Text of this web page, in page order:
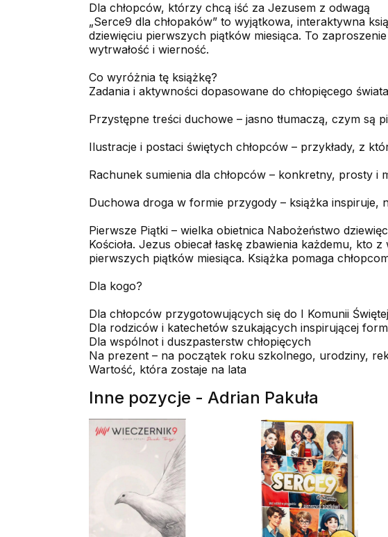
Dla chłopców, którzy chcą iść za Jezusem z odwagą
„Serce9 dla chłopaków” to wyjątkowa, interaktywna
dziewięciu pierwszych piątków miesiąca. To
wytrwałość i wierność.
Co wyróżnia tę książkę?
Zadania i aktywności dopasowane do chłopięcego
Przystępne treści duchowe – jasno tłumaczą, czym są
Ilustracje i postaci świętych chłopców – przykłady, z
Rachunek sumienia dla chłopców – konkretny, prosty i
Duchowa droga w formie przygody – książka inspiruje,
Pierwsze Piątki – wielka obietnica Nabożeństwo
Kościoła. Jezus obiecał łaskę zbawienia każdemu, kto
pierwszych piątków miesiąca. Książka pomaga
Dla kogo?
Dla chłopców przygotowujących się do I Komunii
Dla rodziców i katechetów szukających inspirującej
Dla wspólnot i duszpasterstw chłopięcych
Na prezent – na początek roku szkolnego, urodziny,
Wartość, która zostaje na lata
Inne pozycje - Adrian Pakuła